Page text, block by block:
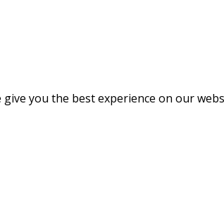
you the best experience on our